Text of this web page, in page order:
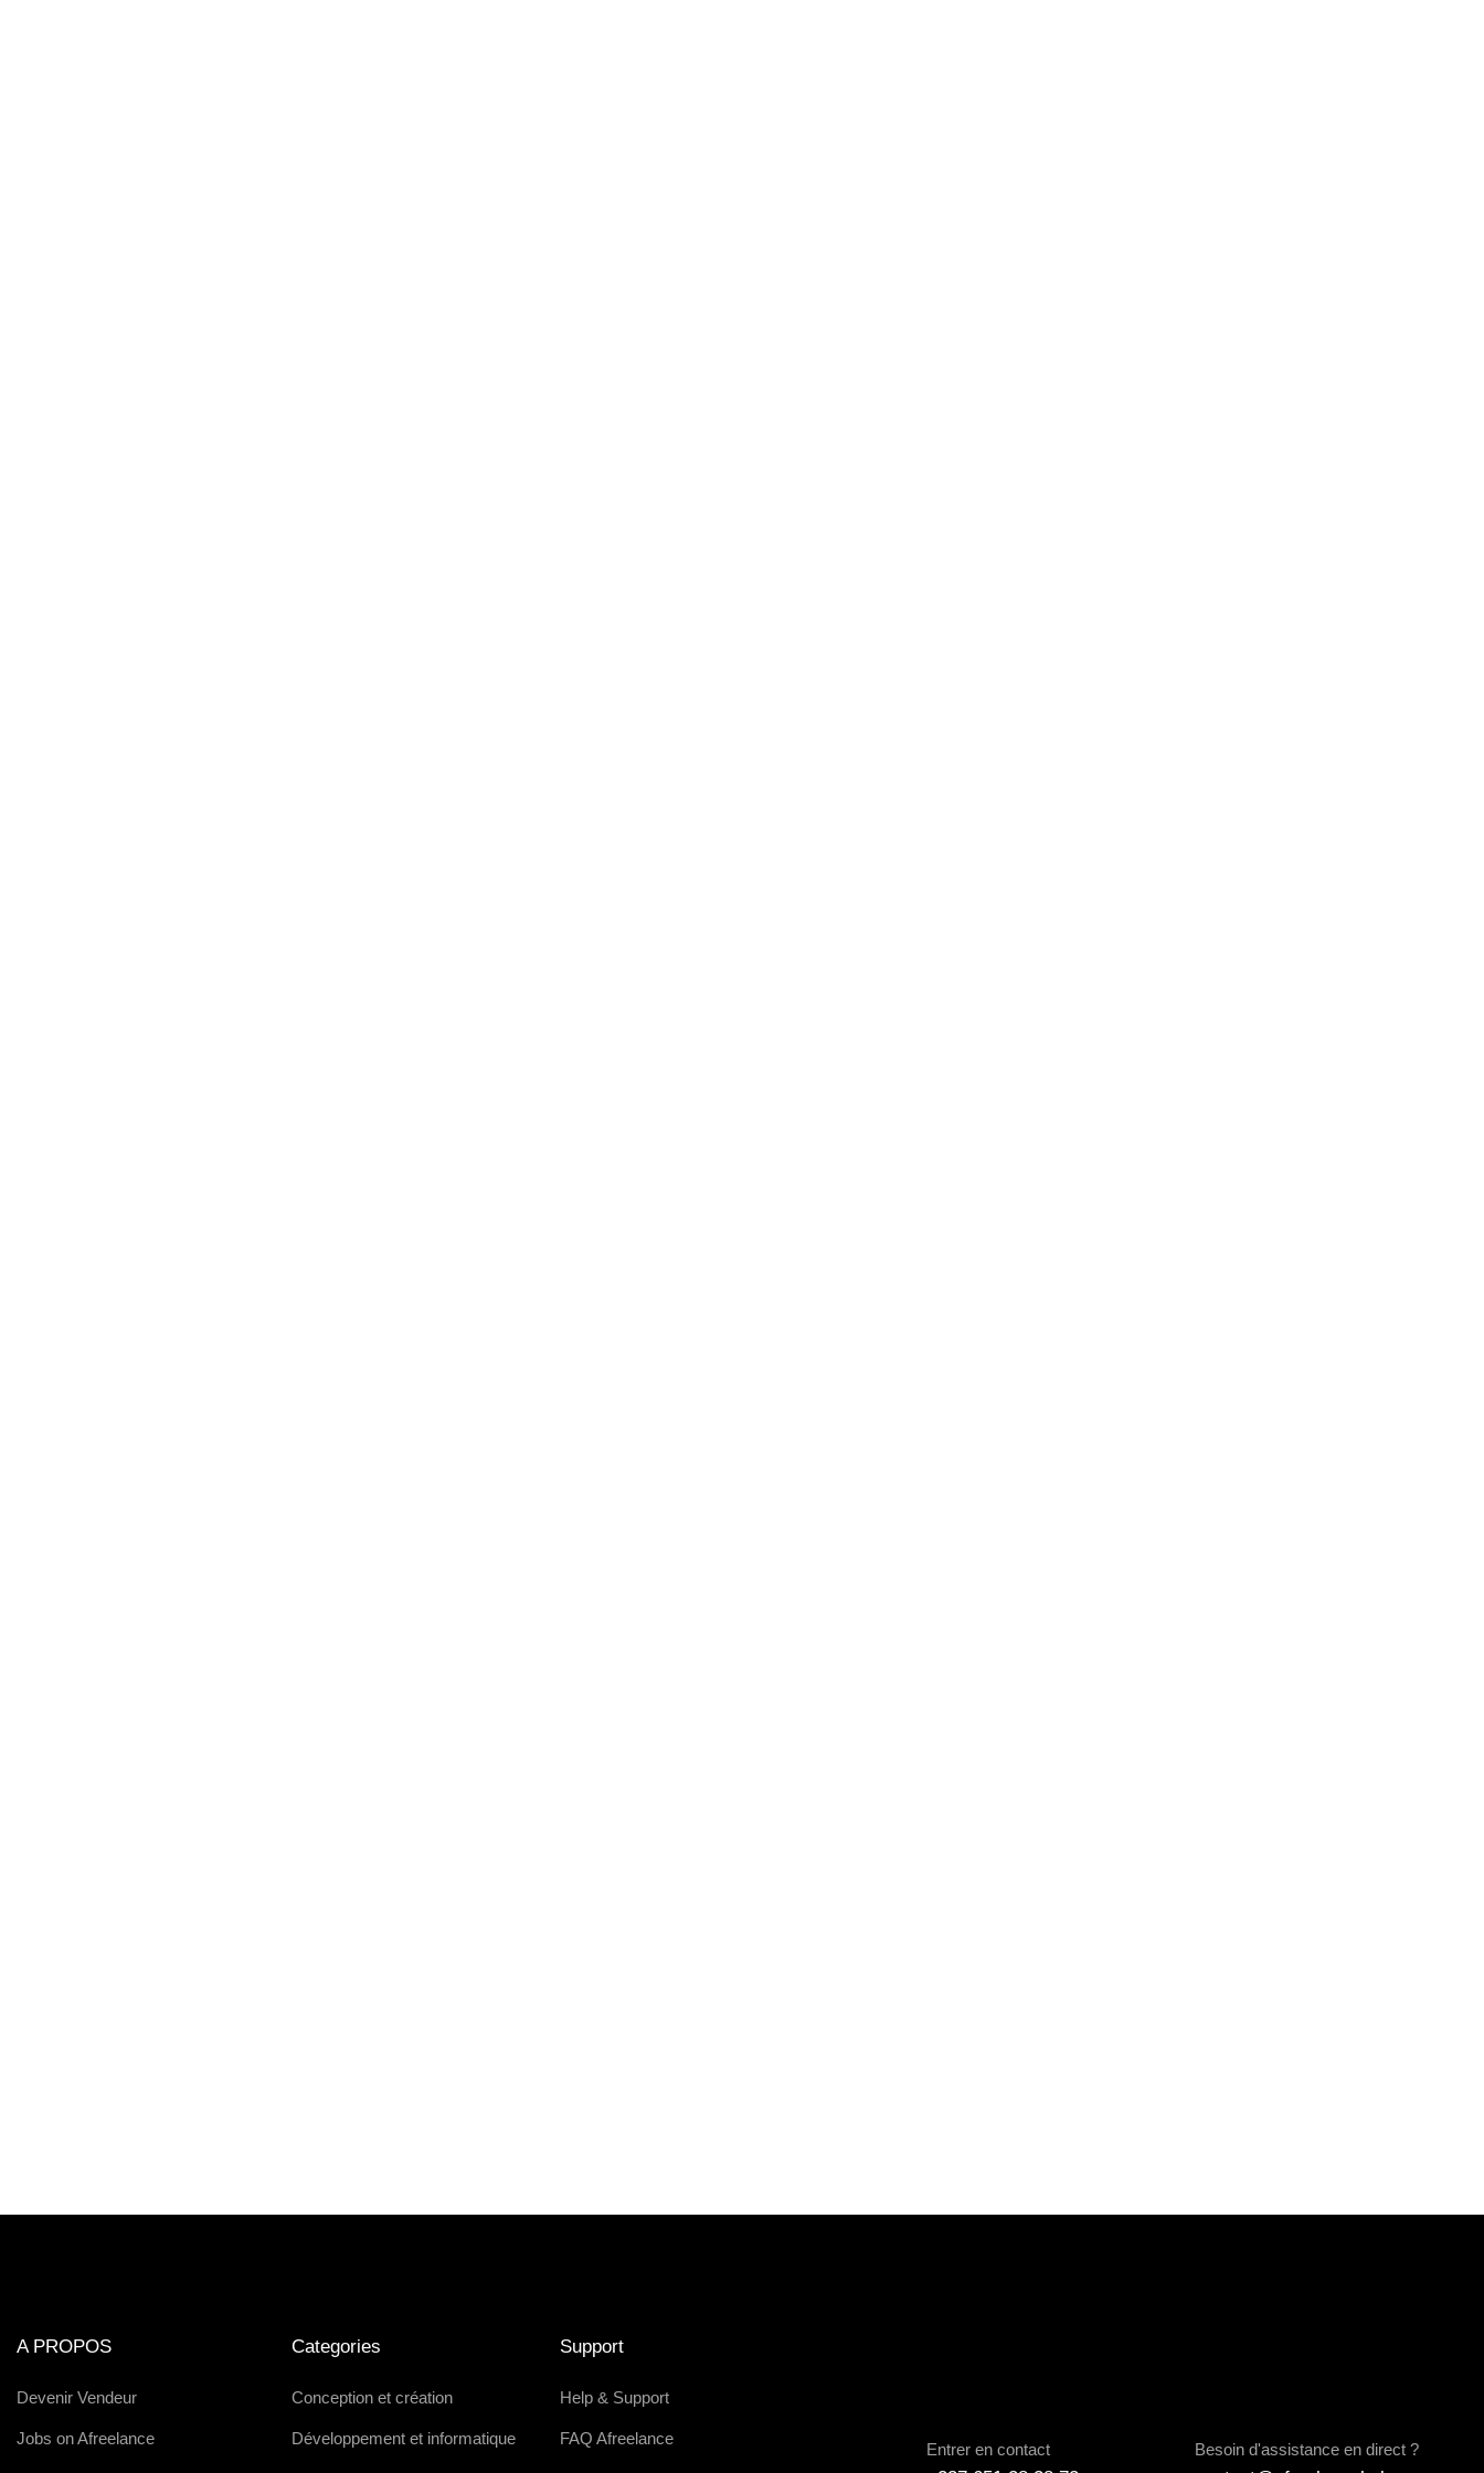
A PROPOS
Devenir Vendeur
Jobs on Afreelance
Categories
Conception et création
Développement et informatique
Support
Help & Support
FAQ Afreelance
Entrer en contact Besoin d'assistance en direct ?